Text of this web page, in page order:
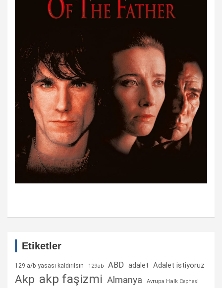
Etiketler
129 a/b yasası kaldırılsın 129ab ABD adalet Adalet istiyoruz
Akp akp faşizmi Almanya Avrupa Halk Cephesi